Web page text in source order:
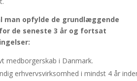
man opfylde de grundlæggende
de seneste 3 år og fortsat
medborgerskab i Danmark.
erhvervsvirksomhed i mindst 4 år